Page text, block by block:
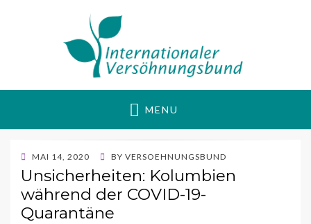
Internationaler
Versöhnungsbund
Gewaltfrei Aktiv für Frieden und Gerechtigkeit
MENU
POSTED
ON
MAI 14, 2020 BY VERSOEHNUNGSBUND
Unsicherheiten: Kolumbien
während der COVID-19-
Quarantäne